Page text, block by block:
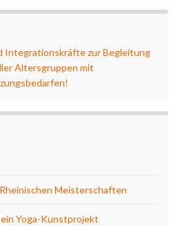
Integrationskräfte zur Begleitung
Altersgruppen mit
Meisterschaften
Yoga-Kunstprojekt